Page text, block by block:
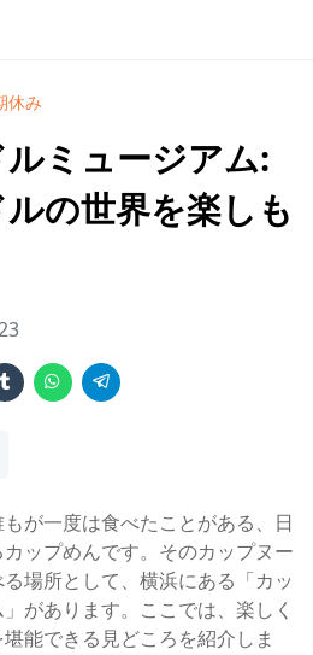
休み
ミュージアム:
の世界を楽しも
もが一度は食べたことがある、日
ップめんです。そのカップヌー
場所として、横浜にある「カッ
があります。ここでは、楽しく
能できる見どころを紹介しま